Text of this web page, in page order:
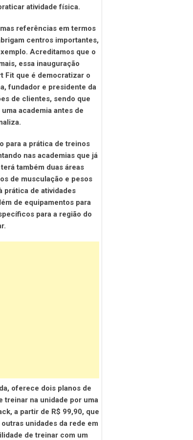
atividade física.
referências em termos
centros importantes,
Acreditamos que o
essa inauguração
Fit que é democratizar o
fundador e presidente da
de clientes, sendo que
academia antes de
para a prática de treinos
nas academias que já
também duas áreas
de musculação e pesos
prática de atividades
de equipamentos para
para a região do
oferece dois planos de
treinar na unidade por uma
a partir de R$ 99,90, que
unidades da rede em
de treinar com um